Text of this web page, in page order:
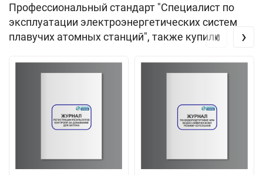
Профессиональный стандарт "Специалист по
эксплуатации электроэнергетических систем
плавучих атомных станций", также купили
‹ ›